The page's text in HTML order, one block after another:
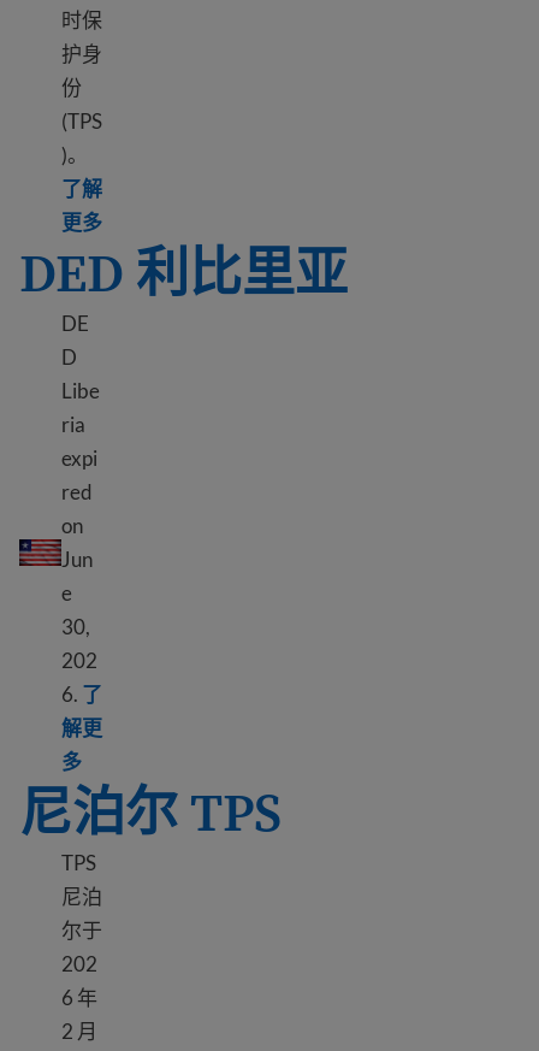
时保
护身
份
(TPS
)。
了解
更多Learn more about TPS Lebanon
DED 利比里亚
DED 利比里亚
DE
D
Libe
ria
expi
red
on
Jun
e
30,
202
6. 了
解更
多Learn more about DED Liberia
尼泊尔 TPS
TPS
尼泊
尔于
202
6 年
2 月